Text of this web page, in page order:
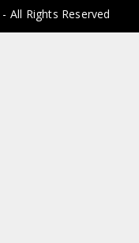
- All Rights Reserved